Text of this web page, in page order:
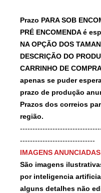
Prazo PARA SOB
PRÉ ENCOMENDA é
NA OPÇÃO DOS
DESCRIÇÃO DO
CARRINHO DE
apenas se puder
prazo de produção
Prazos dos correios
região.
------------------------------
IMAGENS
São imagens
por inteligencia
alguns detalhes não